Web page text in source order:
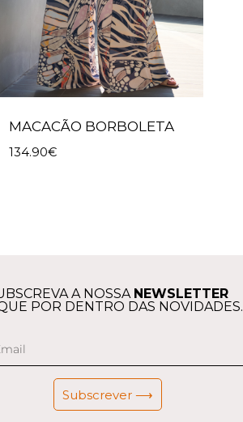
MACACÃO BORBOLETA
134.90€
A NOSSA NEWSLETTER
POR DENTRO DAS NOVIDADES.
Subscrever ⟶